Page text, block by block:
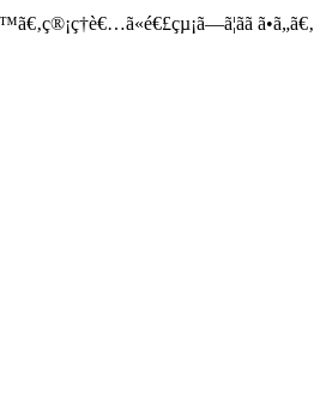
ã•ã„ã€‚